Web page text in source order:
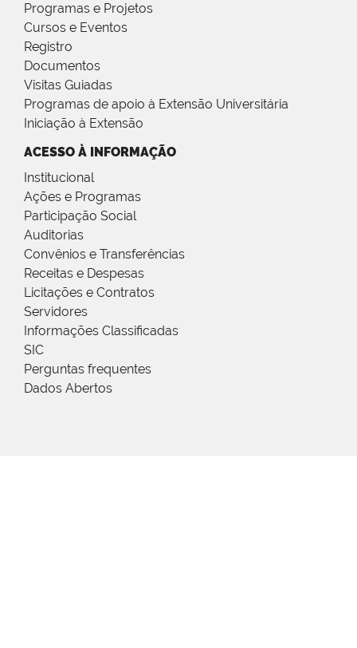
Programas e Projetos
Cursos e Eventos
Registro
Documentos
Visitas Guiadas
Programas de apoio à Extensão Universitária
Iniciação à Extensão
ACESSO À INFORMAÇÃO
Institucional
Ações e Programas
Participação Social
Auditorias
Convênios e Transferências
Receitas e Despesas
Licitações e Contratos
Servidores
Informações Classificadas
SIC
Perguntas frequentes
Dados Abertos